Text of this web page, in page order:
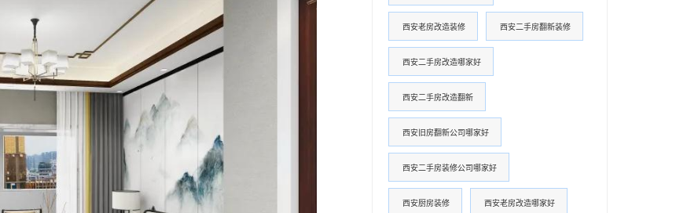
西安老房改造装修 西安二手房翻新装修
西安二手房改造哪家好
西安二手房改造翻新
西安旧房翻新公司哪家好
西安二手房装修公司哪家好
西安厨房装修 西安老房改造哪家好